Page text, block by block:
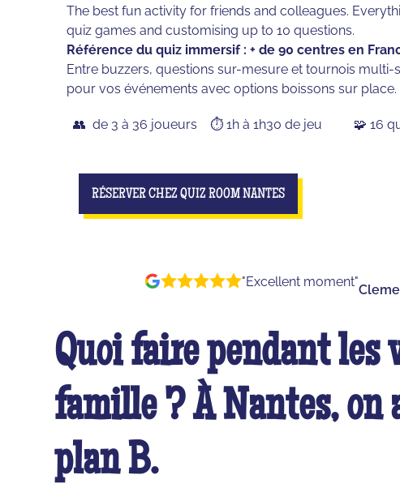
RÉSERVER CHEZ QUIZ ROOM NANTES
The best fun activity for friends and colleagues.
quiz games and customising up to 10 questions.
Référence du quiz immersif : + de 90 centres en
Entre buzzers, questions sur-mesure et tournois
pour vos événements avec options boissons sur place.
👥 de 3 à 36 joueurs ⏱️ 1h à 1h30 de jeu 🧩 16
"Excellent moment"
Quoi faire pendant les
famille ? À Nantes, on
plan B.